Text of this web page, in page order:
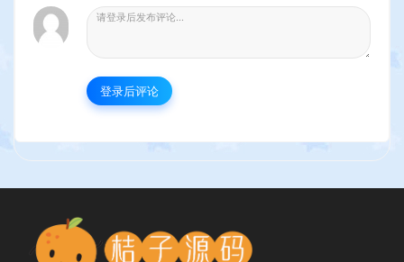
登录后评论